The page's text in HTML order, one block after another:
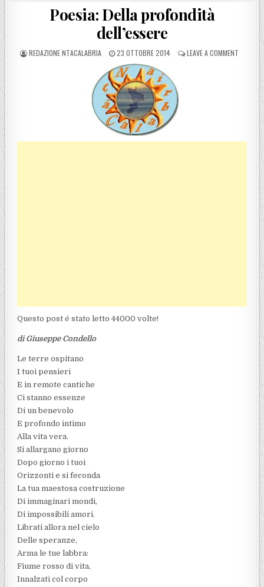
Poesia: Della profondità
dell’essere
POSTED BY
REDAZIONE NTACALABRIA POSTED ON
23 OTTOBRE 2014 LEAVE A COMMENTON
Questo post é stato letto 44000 volte!
di Giuseppe Condello
Le terre ospitano
I tuoi pensieri
E in remote cantiche
Ci stanno essenze
Di un benevolo
E profondo intimo
Alla vita vera.
Si allargano giorno
Dopo giorno i tuoi
Orizzonti e si feconda
La tua maestosa costruzione
Di immaginari mondi,
Di impossibili amori.
Librati allora nel cielo
Delle speranze,
Arma le tue labbra:
Fiume rosso di vita,
Innalzati col corpo